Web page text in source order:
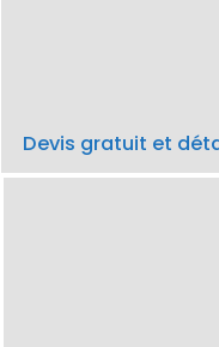
Devis gratuit et